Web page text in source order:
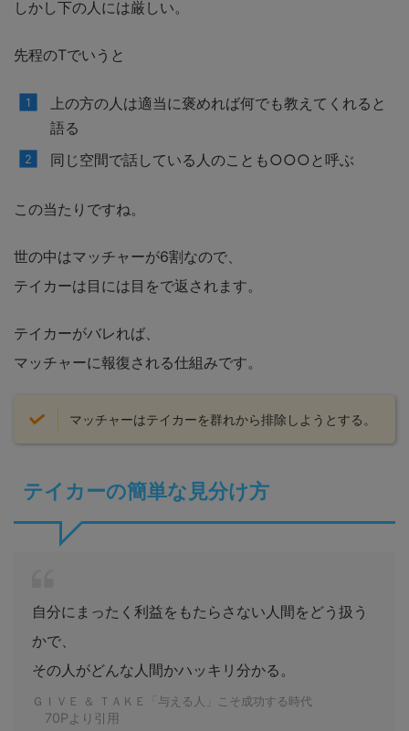
しかし下の人には厳しい。
先程のTでいうと
上の方の人は適当に褒めれば何でも教えてくれると
語る
同じ空間で話している人のことも○○○と呼ぶ
この当たりですね。
世の中はマッチャーが6割なので、
テイカーは目には目をで返されます。
テイカーがバレれば、
マッチャーに報復される仕組みです。
マッチャーはテイカーを群れから排除しようとする。
テイカーの簡単な見分け方
自分にまったく利益をもたらさない人間をどう扱う
かで、
その人がどんな人間かハッキリ分かる。
ＧＩＶＥ ＆ ＴＡＫＥ「与える人」こそ成功する時代
70Pより引用